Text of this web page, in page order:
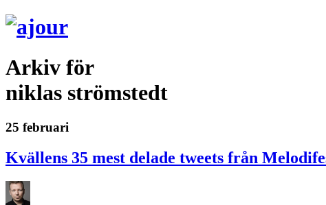
Arkiv för
niklas strömstedt
25 februari
Kvällens 35 mest delade tweets från